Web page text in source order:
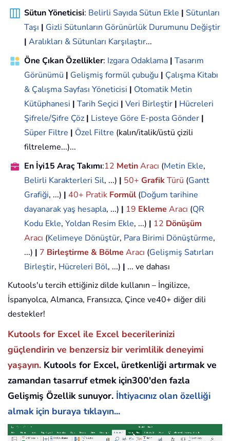
Sütun Yöneticisi: Belirli Sayıda Sütun Ekle | Sütunları
Taşı | Gizli Sütunların Görünürlük Durumunu Değiştir
| Aralıkları & Sütunları Karşılaştır...
Öne Çıkan Özellikler: Izgara Odaklama | Tasarım
Görünümü | Gelişmiş formül çubuğu | Çalışma Kitabı
& Çalışma Sayfası Yöneticisi | Otomatik Metin
Kütüphanesi | Tarih Seçici | Veri Birleştir | Hücreleri
Şifrele/Şifre Çöz | Listeye Göre E-posta Gönder |
Süper Filtre | Özel Filtre (kalın/italik/üstü çizili
filtreleme...)...
En İyi15 Araç Takımı:12 MetinAracı (Metin Ekle,
Belirli Karakterleri Sil, ...) | 50+ GrafikTürü (Gantt
Grafiği, ...) | 40+ Pratik Formül (Doğum tarihine
dayanarak yaş hesapla, ...) | 19 Ekleme Aracı (QR
Kodu Ekle, Yoldan Resim Ekle, ...) | 12 Dönüşüm
Aracı (Kelimeye Dönüştür, Para Birimi Dönüştürme,
...) | 7 Birleştirme & Bölme Aracı (Gelişmiş Satırları
Birleştir, Hücreleri Böl, ...) | ... ve dahası
Kutools'u tercih ettiğiniz dilde kullanın – İngilizce,
İspanyolca, Almanca, Fransızca, Çince ve40+ diğer dili
destekler!
Kutools for Excel ile Excel becerilerinizi
güçlendirin ve benzersiz bir verimlilik deneyimi
yaşayın. Kutools for Excel, üretkenliği artırmak ve
zamandan tasarruf etmek için300'den fazla
Gelişmiş Özellik sunuyor. İhtiyacınız olan özelliği
almak için buraya tıklayın...